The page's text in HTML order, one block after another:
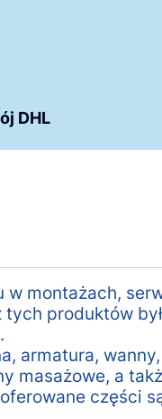
DHL
w montażach,
produktów
armatura,
masażowe, a
części